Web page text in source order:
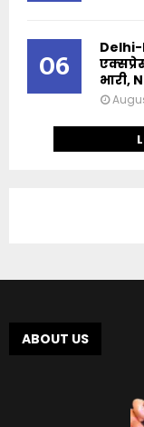
06
Delhi-
भारी,
ABOUT US